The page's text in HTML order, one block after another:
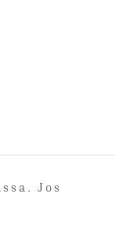
Jos